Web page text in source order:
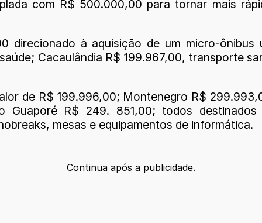
com R$ 500.000,00 para tornar mais
à aquisição de um micro-ônibus
Cacaulândia R$ 199.967,00, transporte
de R$ 199.996,00; Montenegro R$
R$ 249. 851,00; todos
mesas e equipamentos de informática.
Continua após a publicidade.